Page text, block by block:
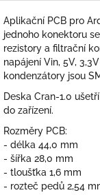
Aplikační PCB pro
jednoho konektoru
rezistory a filtrační
napájení Vin, 5V,
kondenzátory jsou
Deska Cran-1.0
do zařízení.
Rozměry PCB:
- délka 44,0 mm
- šířka 28,0 mm
- tloušťka 1,6 mm
- rozteč pedů 2,54